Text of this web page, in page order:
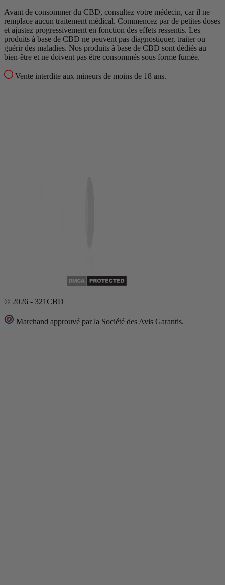
Avant de consommer du CBD, consultez votre médecin, car il ne
remplace aucun traitement médical. Commencez par de petites doses
et ajustez progressivement en fonction des effets ressentis. Les
produits à base de CBD ne peuvent pas diagnostiquer, traiter ou
guérir des maladies. Nos produits à base de CBD sont dédiés au
bien-être et ne doivent pas être consommés sous forme fumée.
Vente interdite aux mineurs de moins de 18 ans.
© 2026 - 321CBD
Marchand approuvé par la Société des Avis Garantis.